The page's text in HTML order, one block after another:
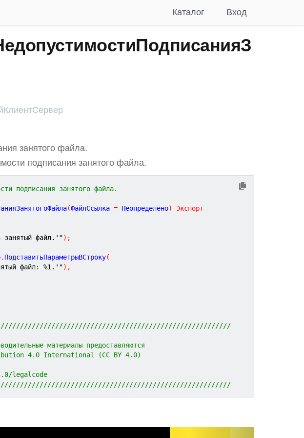
Вход
Каталог
занятого файла.
подписания занятого файла.
подписания занятого файла.
(ФайлСсылка = Неопределено) Экспорт
занятый файл.'") ;
. ПодставитьПараметрыВСтроку(
файл: %1.'") ,
материалы предоставляются
4.0 International (CC BY 4.0)
legalcode